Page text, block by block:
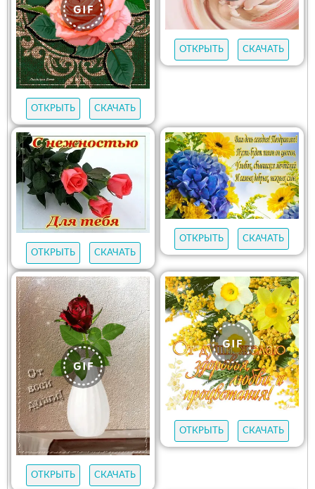
ОТКРЫТЬ СКАЧАТЬ
ОТКРЫТЬ СКАЧАТЬ
ОТКРЫТЬ СКАЧАТЬ
ОТКРЫТЬ СКАЧАТЬ
ОТКРЫТЬ СКАЧАТЬ
ОТКРЫТЬ СКАЧАТЬ